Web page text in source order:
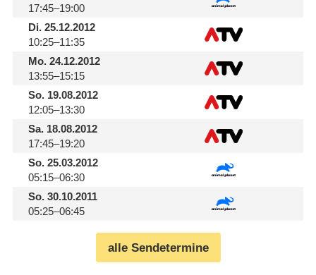
17:45–19:00
Di.25.12.2012
10:25–11:35
Mo.24.12.2012
13:55–15:15
So.19.08.2012
12:05–13:30
Sa.18.08.2012
17:45–19:20
So.25.03.2012
05:15–06:30
So.30.10.2011
05:25–06:45
alle Sendetermine